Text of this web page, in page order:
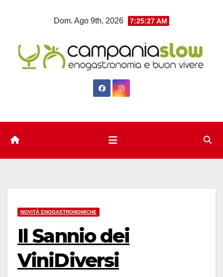
Dom. Ago 9th, 2026 7:25:27 AM
NOVITÀ ENOGASTRONOMICHE
Il Sannio dei
ViniDiversi